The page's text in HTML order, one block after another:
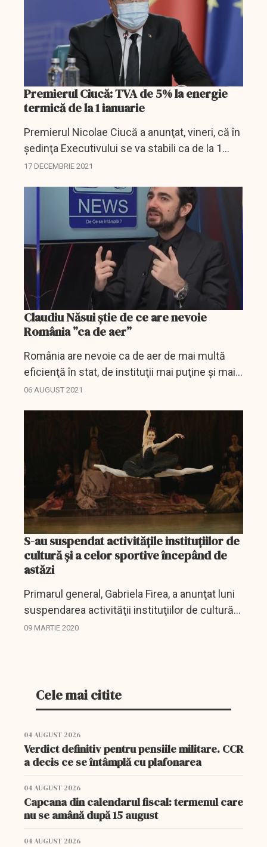
Premierul Ciucă: TVA de 5% la energie
termică de la 1 ianuarie
Premierul Nicolae Ciucă a anunţat, vineri, că în
şedinţa Executivului se va stabili ca de la 1
ianuarie 2022 să fie aplicată, pe perioada iernii,
17 DECEMBRIE 2021
Claudiu Năsui știe de ce are nevoie
România ”ca de aer”
România are nevoie ca de aer de mai multă
eficienţă în stat, de instituţii mai puţine şi mai
suple, iar banii contribuabililor trebuie mai
06 AUGUST 2021
S-au suspendat activităţile instituţiilor de
cultură şi a celor sportive începând de
astăzi
Primarul general, Gabriela Firea, a anunţat luni
suspendarea activităţii instituţiilor de cultură
şi a celor sportive aflate în subordinea
09 MARTIE 2020
Cele mai citite
04 AUGUST 2026
Verdict definitiv pentru pensiile militare. CCR
a decis ce se întâmplă cu plafonarea
04 AUGUST 2026
Capcana din calendarul fiscal: termenul care
nu se amână după 15 august
04 AUGUST 2026